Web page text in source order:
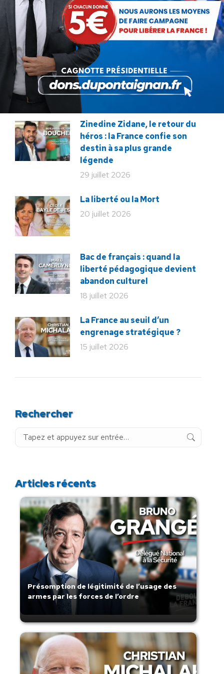
Présomption de légitimité de
l’usage des armes par les
forces de l’ordre
31 juillet 2026
Lorsque tout flambe et que
l’État s’affaisse.
30 juillet 2026
Zinedine Zidane, le retour du
héros : la France confie son
destin à sa plus grande
légende
29 juillet 2026
La liberté ou la Mort
20 juillet 2026
Bac de français : quand la
liberté pédagogique devient
abandon culturel
18 juillet 2026
La France au seuil d’un
engrenage stratégique ?
15 juillet 2026
Rechercher
Recherche
Articles récents
Présomption de légitimité de l’usage des
armes par les forces de l’ordre